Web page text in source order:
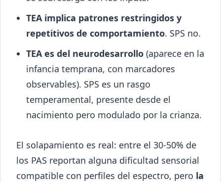
TEA implica patrones restringidos y
repetitivos de comportamiento. SPS no.
TEA es del neurodesarrollo (aparece en la
infancia temprana, con marcadores
observables). SPS es un rasgo
temperamental, presente desde el
nacimiento pero modulado por la crianza.
El solapamiento es real: entre el 30-50% de
los PAS reportan alguna dificultad sensorial
compatible con perfiles del espectro, pero la